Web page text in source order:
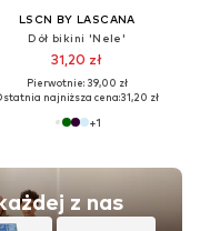
z nas
LSCN BY LASCANA
Dół bikini 'Nele'
31,20 zł
Pierwotnie: 39,00 zł
najniższa cena:31,20 zł
+1